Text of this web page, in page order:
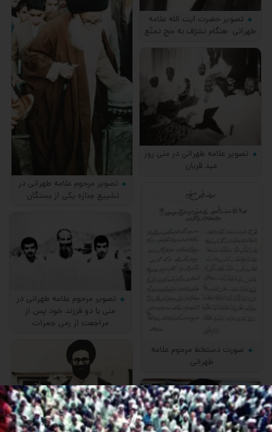
تصویر حضرت آیت اللَه علامه
طهرانی هنگام تشرّف به حج تمتّع
تصویر مرحوم علامه طهرانی در
تشییع جنازه یكی از بستگان
تصویر علامه طهرانی در منی روز
عید قربان
صورت دستخط مرحوم علامه
طهرانی
تصویر مرحوم علامه طهرانی در
منی با دو فرزند خود پس از
مراجعت از رمی جمرات